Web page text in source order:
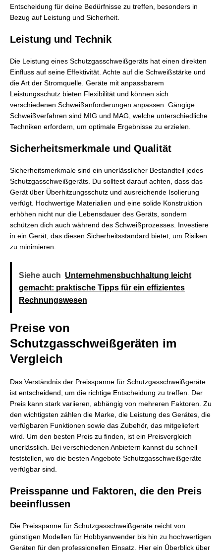
Entscheidung für deine Bedürfnisse zu treffen, besonders in
Bezug auf Leistung und Sicherheit.
Leistung und Technik
Die Leistung eines Schutzgasschweißgeräts hat einen direkten
Einfluss auf seine Effektivität. Achte auf die Schweißstärke und
die Art der Stromquelle. Geräte mit anpassbarem
Leistungsschutz bieten Flexibilität und können sich
verschiedenen Schweißanforderungen anpassen. Gängige
Schweißverfahren sind MIG und MAG, welche unterschiedliche
Techniken erfordern, um optimale Ergebnisse zu erzielen.
Sicherheitsmerkmale und Qualität
Sicherheitsmerkmale sind ein unerlässlicher Bestandteil jedes
Schutzgasschweißgeräts. Du solltest darauf achten, dass das
Gerät über Überhitzungsschutz und ausreichende Isolierung
verfügt. Hochwertige Materialien und eine solide Konstruktion
erhöhen nicht nur die Lebensdauer des Geräts, sondern
schützen dich auch während des Schweißprozesses. Investiere
in ein Gerät, das diesen Sicherheitsstandard bietet, um Risiken
zu minimieren.
Siehe auch Unternehmensbuchhaltung leicht
gemacht: praktische Tipps für ein effizientes
Rechnungswesen
Preise von
Schutzgasschweißgeräten im
Vergleich
Das Verständnis der Preisspanne für Schutzgasschweißgeräte
ist entscheidend, um die richtige Entscheidung zu treffen. Der
Preis kann stark variieren, abhängig von mehreren Faktoren. Zu
den wichtigsten zählen die Marke, die Leistung des Gerätes, die
verfügbaren Funktionen sowie das Zubehör, das mitgeliefert
wird. Um den besten Preis zu finden, ist ein Preisvergleich
unerlässlich. Bei verschiedenen Anbietern kannst du schnell
feststellen, wo die besten Angebote Schutzgasschweißgeräte
verfügbar sind.
Preisspanne und Faktoren, die den Preis
beeinflussen
Die Preisspanne für Schutzgasschweißgeräte reicht von
günstigen Modellen für Hobbyanwender bis hin zu hochwertigen
Geräten für den professionellen Einsatz. Hier ein Überblick über